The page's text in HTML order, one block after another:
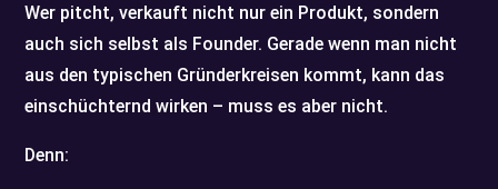
Wer pitcht, verkauft nicht nur ein Produkt, sondern
auch sich selbst als Founder. Gerade wenn man nicht
aus den typischen Gründerkreisen kommt, kann das
einschüchternd wirken – muss es aber nicht.
Denn: